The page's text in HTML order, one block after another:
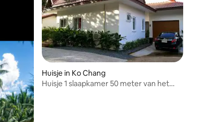
Huisje in Ko Chang
Huisje 1 slaapkamer 50 meter van het